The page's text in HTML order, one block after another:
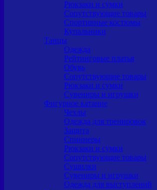
Рюкзаки и сумки
Сопутствующие товары
Спортивные костюмы
Купальники
Танцы
Одежда
Рейтинговые платья
Обувь
Сопутствующие товары
Рюкзаки и сумки
Сувениры и игрушки
Фигурное катание
Чехлы
Одежда для тренировок
Защита
Спиннеры
Рюкзаки и сумки
Сопутствующие товары
Сушилки
Сувениры и игрушки
Одежда для выступлений